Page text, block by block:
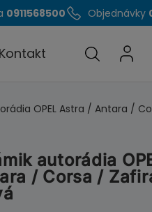
0911568500 Objednávky
Kontakt
OPEL Astra / Antara /
autorádia
/ Corsa /